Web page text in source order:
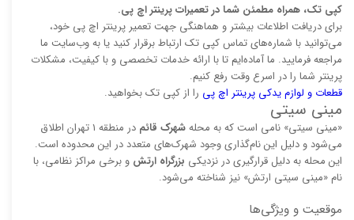
کپی تک، همراه مطمئن شما در تعمیرات پرینتر اچ پی.
برای دریافت اطلاعات بیشتر و هماهنگی جهت تعمیر پرینتر اچ پی خود،
می‌توانید با شماره‌های تماس کپی تک ارتباط برقرار کنید یا به وب‌سایت ما
مراجعه فرمایید. ما آماده‌ایم تا با ارائه خدمات تخصصی و با کیفیت، مشکلات
پرینتر شما را در اسرع وقت رفع کنیم.
قطعات و لوازم یدکی پرینتر اچ پی را از کپی تک بخواهید.
مینی سیتی
«مینی سیتی» نامی است که به محلهشهرک قائم
در منطقه ۱ تهران اطلاق
می‌شود و دلیل این نام‌گذاری وجود شهرک‌های متعدد در این محدوده است.
این محله به دلیل قرارگیری در نزدیکی بزرگراه ارتش و برخی مراکز نظامی، با
نام «مینی سیتی ارتش» نیز شناخته می‌شود.
موقعیت و ویژگی‌ها